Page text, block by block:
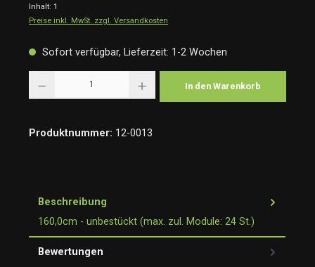
Inhalt: 1
Preise inkl. MwSt. zzgl. Versandkosten
Sofort verfügbar, Lieferzeit: 1-2 Wochen
In den Warenkorb
Produktnummer: 12-0013
Beschreibung
160,0cm - unbestückt (max. zul. Module: 24 St.)
Bewertungen